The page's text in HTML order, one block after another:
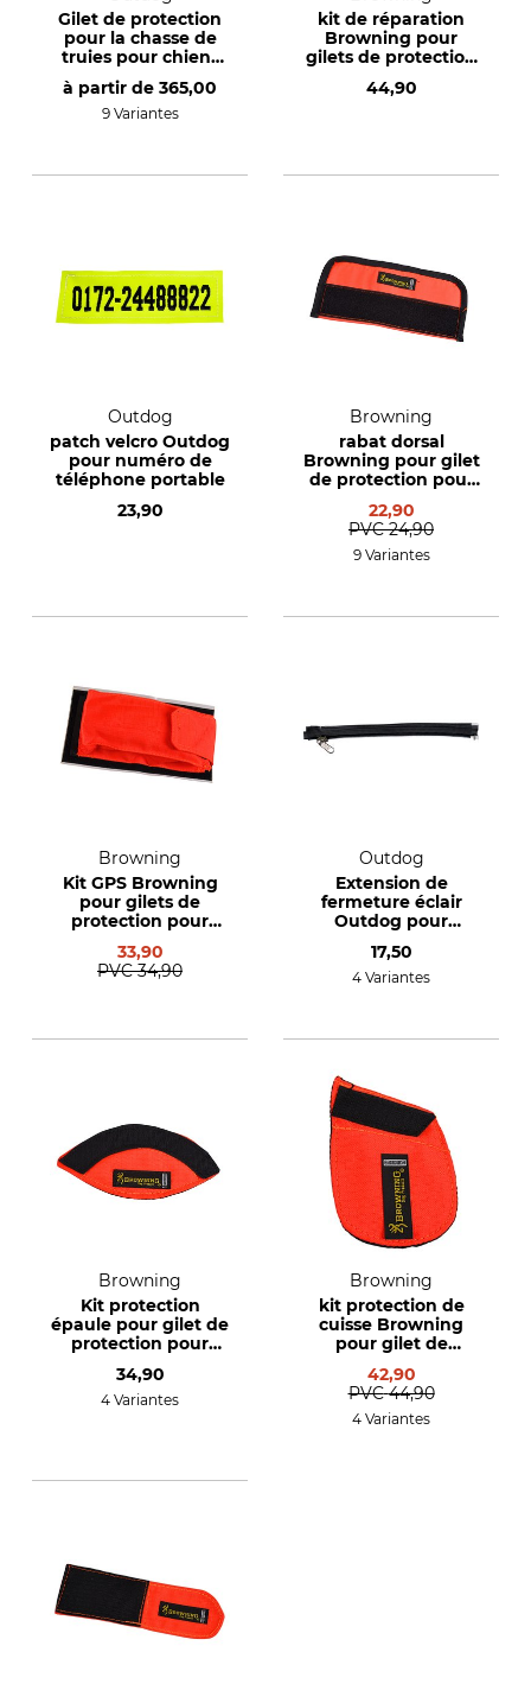
Gilet de protection
pour la chasse de
truies pour chiens
mâles Outdog
à partir de 365,00
9 Variantes
kit de réparation
Browning pour
gilets de protection
chasse
44,90
Outdog
patch velcro Outdog
pour numéro de
téléphone portable
23,90
Browning
rabat dorsal
Browning pour gilet
de protection pour
Protect Hunter
22,90
PVC 24,90
9 Variantes
Browning
Kit GPS Browning
pour gilets de
protection pour
33,90
PVC 34,90
Outdog
Extension de
fermeture éclair
Outdog pour
17,50
4 Variantes
Browning
Kit protection
épaule pour gilet de
protection pour
Protect Hunter
34,90
4 Variantes
Browning
kit protection de
cuisse Browning
pour gilet de
chien de chasse
Protect Hunter
42,90
PVC 44,90
4 Variantes